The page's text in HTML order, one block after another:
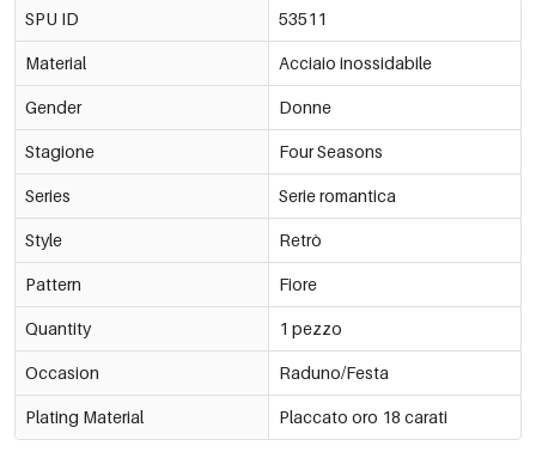
SPU ID 53511
Material Acciaio inossidabile
Gender Donne
Stagione Four Seasons
Series Serie romantica
Style Retrò
Pattern Fiore
Quantity 1 pezzo
Occasion Raduno/Festa
Plating Material Placcato oro 18 carati